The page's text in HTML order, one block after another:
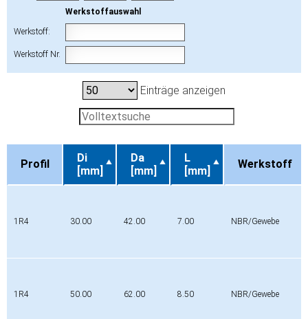
Werkstoffauswahl
Werkstoff:
Werkstoff Nr.
Einträge anzeigen
Profil
Di
[mm]
Da
[mm]
L
[mm]
Werkstoff
1R4 30.00 42.00 7.00 NBR/Gewebe
1R4 50.00 62.00 8.50 NBR/Gewebe